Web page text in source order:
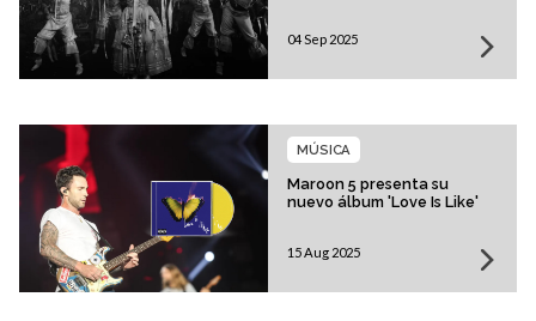
04 Sep 2025
Maroon 5 presenta su
nuevo álbum 'Love Is Like'
MÚSICA
15 Aug 2025